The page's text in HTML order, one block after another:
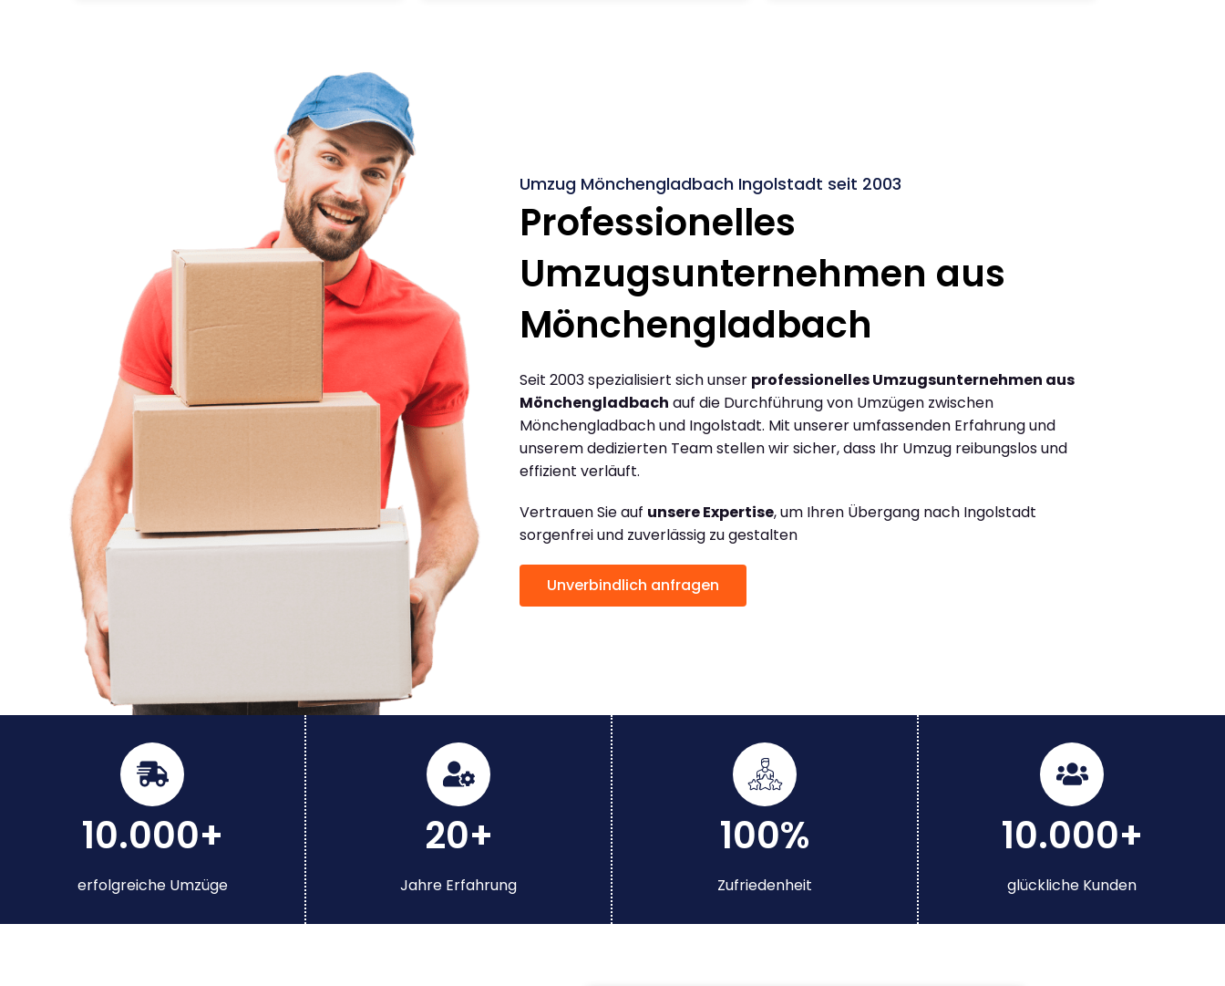
Umzug Mönchengladbach Ingolstadt seit 2003
Professionelles
Umzugsunternehmen aus
Mönchengladbach
Seit 2003 spezialisiert sich unser professionelles Umzugsunternehmen aus
Mönchengladbach auf die Durchführung von Umzügen zwischen
Mönchengladbach und Ingolstadt. Mit unserer umfassenden Erfahrung und
unserem dedizierten Team stellen wir sicher, dass Ihr Umzug reibungslos und
effizient verläuft.
Vertrauen Sie auf unsere Expertise, um Ihren Übergang nach Ingolstadt
sorgenfrei und zuverlässig zu gestalten
Unverbindlich anfragen
10.000+
erfolgreiche Umzüge
20+
Jahre Erfahrung
100%
Zufriedenheit
10.000+
glückliche Kunden